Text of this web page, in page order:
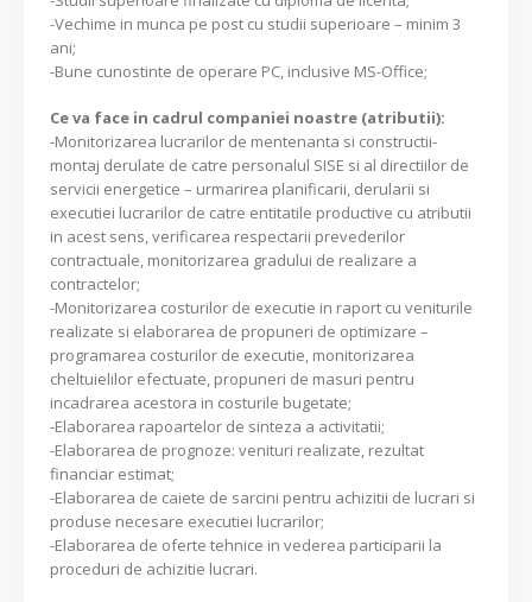
-Vechime in munca pe post cu studii superioare – minim 3
ani;
-Bune cunostinte de operare PC, inclusive MS-Office;
Ce va face in cadrul companiei noastre (atributii):
-Monitorizarea lucrarilor de mentenanta si constructii-
montaj derulate de catre personalul SISE si al directiilor de
servicii energetice – urmarirea planificarii, derularii si
executiei lucrarilor de catre entitatile productive cu atributii
in acest sens, verificarea respectarii prevederilor
contractuale, monitorizarea gradului de realizare a
contractelor;
-Monitorizarea costurilor de executie in raport cu veniturile
realizate si elaborarea de propuneri de optimizare –
programarea costurilor de executie, monitorizarea
cheltuielilor efectuate, propuneri de masuri pentru
incadrarea acestora in costurile bugetate;
-Elaborarea rapoartelor de sinteza a activitatii;
-Elaborarea de prognoze: venituri realizate, rezultat
financiar estimat;
-Elaborarea de caiete de sarcini pentru achizitii de lucrari si
produse necesare executiei lucrarilor;
-Elaborarea de oferte tehnice in vederea participarii la
proceduri de achizitie lucrari.